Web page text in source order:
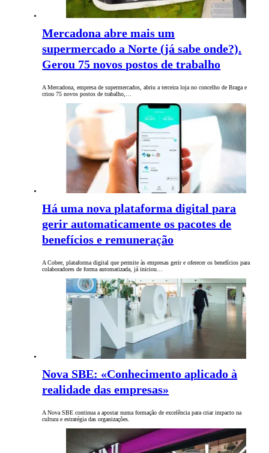
Mercadona abre mais um
supermercado a Norte (já sabe onde?).
Gerou 75 novos postos de trabalho
A Mercadona, empresa de supermercados, abriu a terceira loja no concelho de Braga e
criou 75 novos postos de trabalho,…
Há uma nova plataforma digital para
gerir automaticamente os pacotes de
benefícios e remuneração
A Cobee, plataforma digital que permite às empresas gerir e oferecer os benefícios para
colaboradores de forma automatizada, já iniciou…
Nova SBE: «Conhecimento aplicado à
realidade das empresas»
A Nova SBE continua a apostar numa formação de excelência para criar impacto na
cultura e estratégia das organizações.